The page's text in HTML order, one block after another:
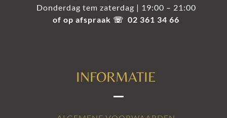
Donderdag tem zaterdag | 19:00 – 21:00
of op afspraak ☏ 02 361 34 66
INFORMATIE